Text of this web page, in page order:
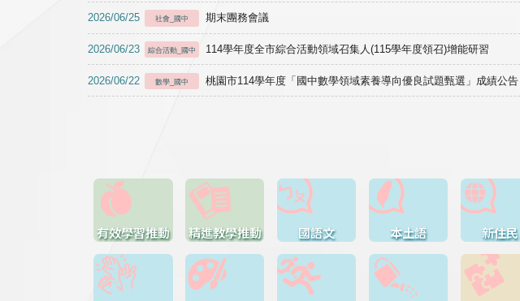
2026/06/25 社會_國中 期末團務會議
2026/06/23 綜合活動_國中 114學年度全市綜合活動領域召集人(115學年度領召)增能研習
2026/06/22 數學_國中 桃園市114學年度「國中數學領域素養導向優良試題甄選」成績公告
有效學習推動 精進教學推動 國語文 本土語 新住民